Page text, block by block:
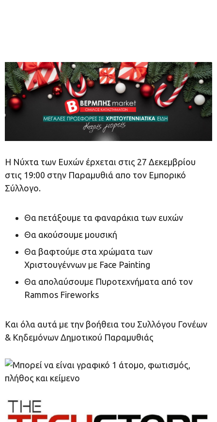
Η Νύχτα των Ευχών έρχεται στις 27 Δεκεμβρίου
στις 19:00 στην Παραμυθιά απο τον Εμπορικό
Σύλλογο.
Θα πετάξουμε τα φαναράκια των ευχών
Θα ακούσουμε μουσική
Θα βαφτούμε στα χρώματα των
Χριστουγέννων με Face Painting
Θα απολαύσουμε Πυροτεχνήματα από τον
Rammos Fireworks
Και όλα αυτά με την βοήθεια του Συλλόγου Γονέων
& Κηδεμόνων Δημοτικού Παραμυθιάς